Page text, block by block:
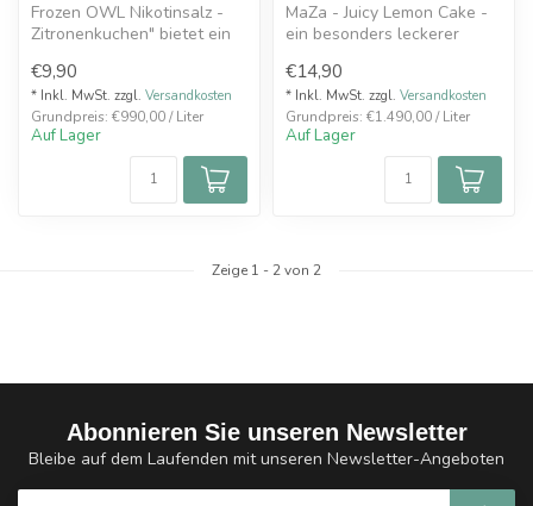
Frozen OWL Nikotinsalz -
Zitronenkuchen" bietet ein
s...
€9,90
* Inkl. MwSt. zzgl. Versandkosten
Grundpreis: €990,00 / Liter
Auf Lager
MaZa - Juicy Lemon Cake -
ein besonders leckerer
fei...
€14,90
* Inkl. MwSt. zzgl. Versandkosten
Grundpreis: €1.490,00 / Liter
Auf Lager
Zeige 1 - 2von 2
Abonnieren Sie unseren Newsletter
Bleibe auf dem Laufenden mit unseren Newsletter-Angeboten